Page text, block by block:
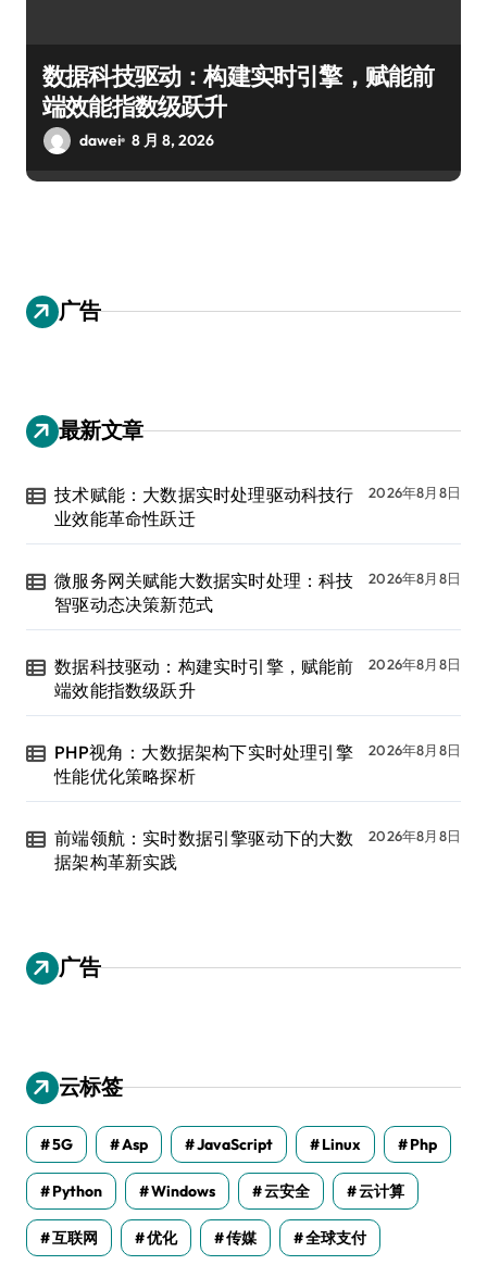
数据科技驱动：构建实时引擎，赋能前
端效能指数级跃升
dawei 8 月 8, 2026
广告
最新文章
技术赋能：大数据实时处理驱动科技行
业效能革命性跃迁
2026年8月8日
微服务网关赋能大数据实时处理：科技
智驱动态决策新范式
2026年8月8日
数据科技驱动：构建实时引擎，赋能前
端效能指数级跃升
2026年8月8日
PHP视角：大数据架构下实时处理引擎
性能优化策略探析
2026年8月8日
前端领航：实时数据引擎驱动下的大数
据架构革新实践
2026年8月8日
广告
云标签
5G Asp JavaScript Linux Php
Python Windows 云安全 云计算
互联网 优化 传媒 全球支付